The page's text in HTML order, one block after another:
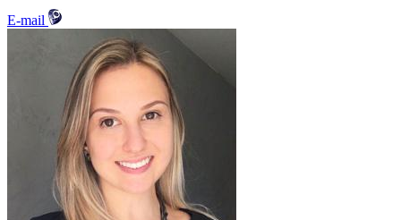
E-mail